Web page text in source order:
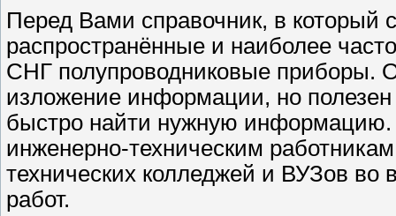
Перед Вами справочник, в который
распространённые и наиболее
СНГ полупроводниковые приборы.
изложение информации, но полезен
быстро найти нужную информацию.
инженерно-техническим
технических колледжей и ВУЗов
работ.